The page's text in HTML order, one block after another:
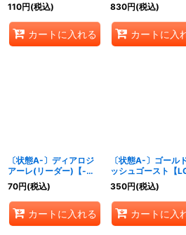
アム】{BP12-P14}《ナ
イトメア》
110円(税込)
カートに入れる
《ナイトメア》
830円(税込)
カートに入
〔状態A-〕ディアロジ
アーレ(リーダー)【-】
{PR-422}《ナイトメ
ア》
70円(税込)
カートに入れる
〔状態A-〕ゴール
ッシュゴースト【
{BP16-078}《ナイ
ア》
350円(税込)
カートに入